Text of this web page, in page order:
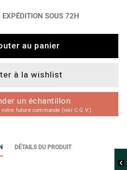
SOUS 72H
au panier
à la wishlist
un échantillon
future commande (voir C.G.V.)
DÉTAILS DU PRODUIT